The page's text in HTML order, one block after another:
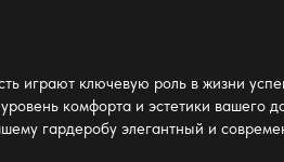
играют ключевую роль в жизни
комфорта и эстетики вашего
гардеробу элегантный и